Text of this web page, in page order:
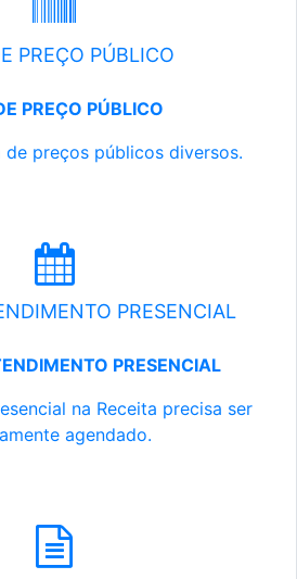
PREÇO PÚBLICO
PREÇO PÚBLICO
de preços públicos diversos.
PRESENCIAL
PRESENCIAL
na Receita precisa ser
agendado.